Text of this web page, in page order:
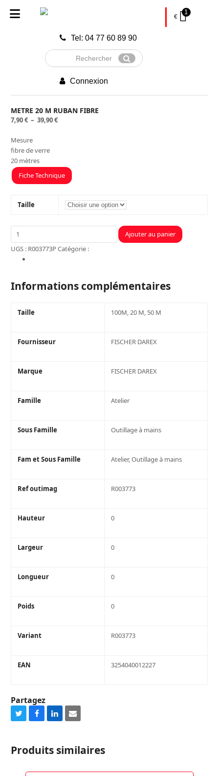
Tel: 04 77 60 89 90
Rechercher
Envoyer
Connexion
€
1
METRE 20 M RUBAN FIBRE
7,90€ – 39,90€Plage
39,90 €
Mesure
fibre de verre
20 mètres
Fiche Technique
Taille
quantité
de
METRE
RUBAN
FIBRE
Ajouter au panier
UGS : R003773PCatégorie :
Informations complémentaires
Taille 100M, 20 M, 50 M
Fournisseur FISCHER DAREX
Marque FISCHER DAREX
Famille Atelier
Sous Famille Outillage à mains
Fam et Sous Famille Atelier, Outillage à mains
Ref outimag R003773
Hauteur 0
Largeur 0
Longueur 0
Poids 0
Variant R003773
EAN 3254040012227
Partagez
Share
Twitter
Share
Facebook
Share
LinkedIn
Share
Email
Produits similaires